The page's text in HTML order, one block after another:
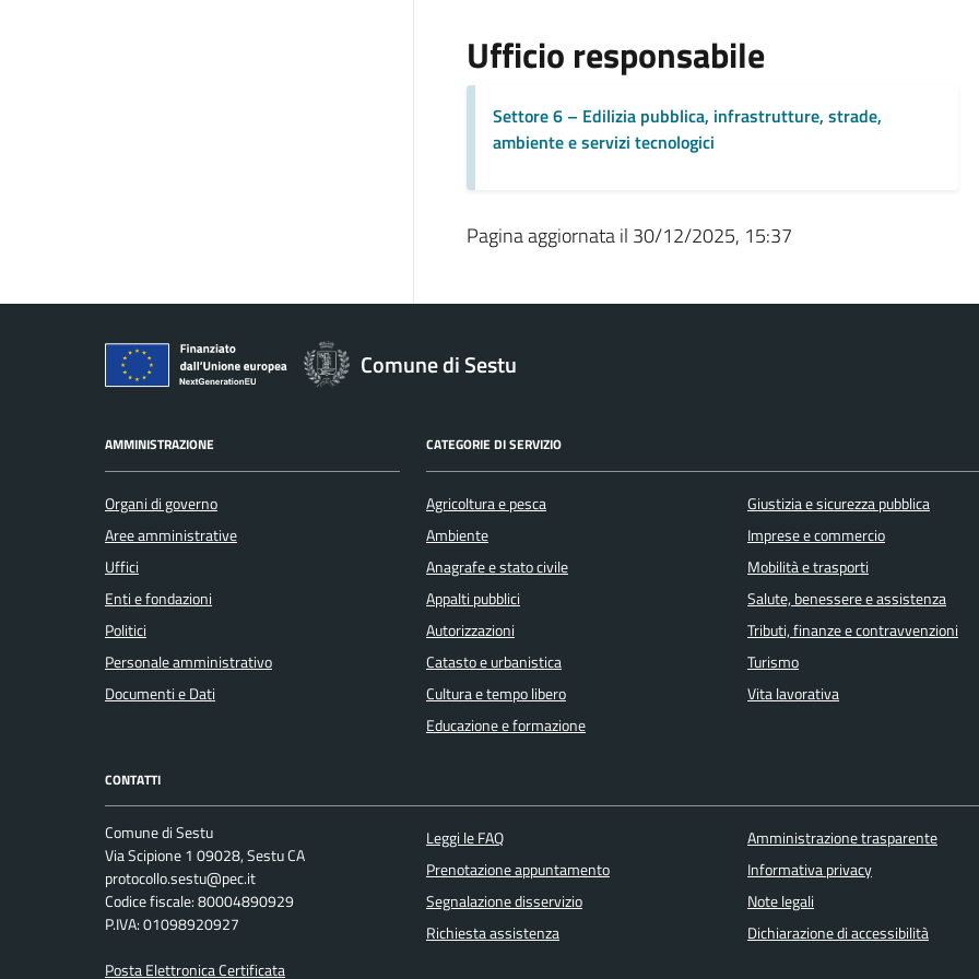
Ufficio responsabile
Settore 6 – Edilizia pubblica, infrastrutture, strade,
ambiente e servizi tecnologici
Pagina aggiornata il 30/12/2025, 15:37
Comune di Sestu
AMMINISTRAZIONE
Organi di governo
Aree amministrative
Uffici
Enti e fondazioni
Politici
Personale amministrativo
Documenti e Dati
CATEGORIE DI SERVIZIO
Agricoltura e pesca
Ambiente
Anagrafe e stato civile
Appalti pubblici
Autorizzazioni
Catasto e urbanistica
Cultura e tempo libero
Educazione e formazione
Giustizia e sicurezza pubblica
Imprese e commercio
Mobilità e trasporti
Salute, benessere e assistenza
Tributi, finanze e contravvenzioni
Turismo
Vita lavorativa
CONTATTI
Comune di Sestu
Via Scipione 1 09028, Sestu CA
protocollo.sestu@pec.it
Codice fiscale: 80004890929
P.IVA: 01098920927
Posta Elettronica Certificata
Leggi le FAQ
Prenotazione appuntamento
Segnalazione disservizio
Richiesta assistenza
Amministrazione trasparente
Informativa privacy
Note legali
Dichiarazione di accessibilità